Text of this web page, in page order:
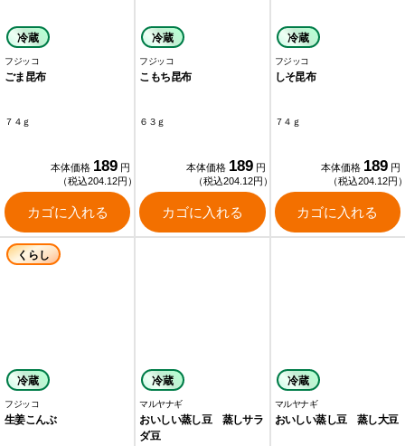
冷蔵
フジッコ
ごま昆布
７４ｇ
本体価格 189 円
（税込204.12円）
カゴに入れる
冷蔵
フジッコ
こもち昆布
６３ｇ
本体価格 189 円
（税込204.12円）
カゴに入れる
冷蔵
フジッコ
しそ昆布
７４ｇ
本体価格 189 円
（税込204.12円
カゴに入れる
くらし
冷蔵
フジッコ
生姜こんぶ
冷蔵
マルヤナギ
おいしい蒸し豆 蒸しサラ
ダ豆
冷蔵
マルヤナギ
おいしい蒸し豆 蒸し大豆